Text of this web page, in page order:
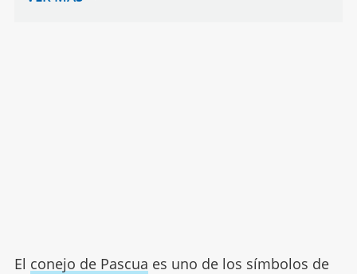
El conejo de Pascua es uno de los símbolos de